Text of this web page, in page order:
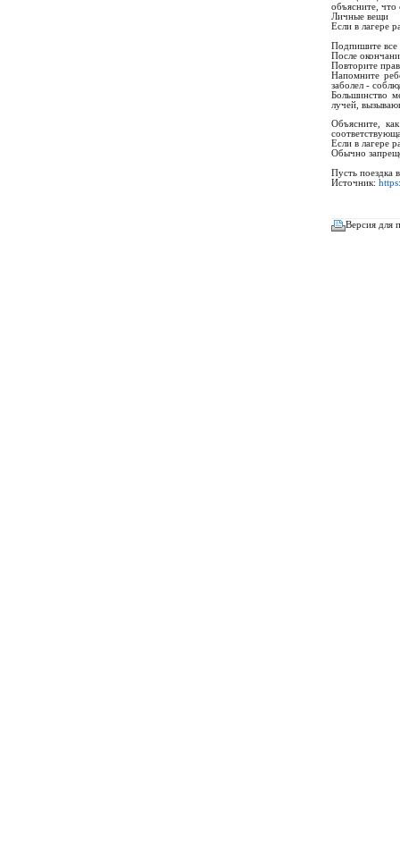
объясните, что
Личные вещи
Если в лагере
Подпишите все
После
Повторите
Напомните
заболел -
Большинство
лучей,
Объясните,
Если в лагере
Обычно
Пусть поездка
Источник:
Версия для